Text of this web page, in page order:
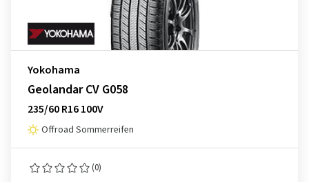
Yokohama
Geolandar CV G058
235/60 R16 100V
Offroad Sommerreifen
(0)